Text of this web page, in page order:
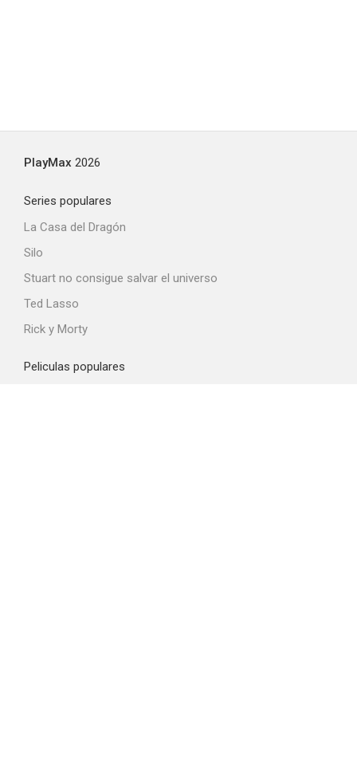
PlayMax 2026
Series populares
La Casa del Dragón
Silo
Stuart no consigue salvar el universo
Ted Lasso
Rick y Morty
Peliculas populares